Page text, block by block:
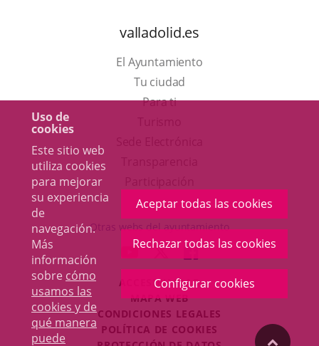
Uso de
cookies
Este sitio web
utiliza cookies
para mejorar
su experiencia
de
navegación.
Más
información
sobre cómo
usamos las
cookies y de
qué manera
puede
Aceptar todas las cookies
Rechazar todas las cookies
Configurar cookies
valladolid.es
El Ayuntamiento
Tu ciudad
Para ti
en
una
ventana
nueva.
aplicación
externa.
Otras webs del ayuntamiento
ENLACE
A
UNA
APLICACIÓN
EXTERNA.
ENLACE
A
UNA
APLICACIÓN
EXTERNA.
ENLACE
A
UNA
EXTERNA.
ACCESIBILIDAD
MAPA WEB
CONDICIONES LEGALES
POLÍTICA DE COOKIES
"Volver